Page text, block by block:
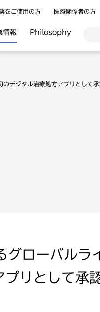
をご使用の方 医療関係者の方
情報 Philosophy
デジタル治療処方アプリとして
グローバルラ
リとして承